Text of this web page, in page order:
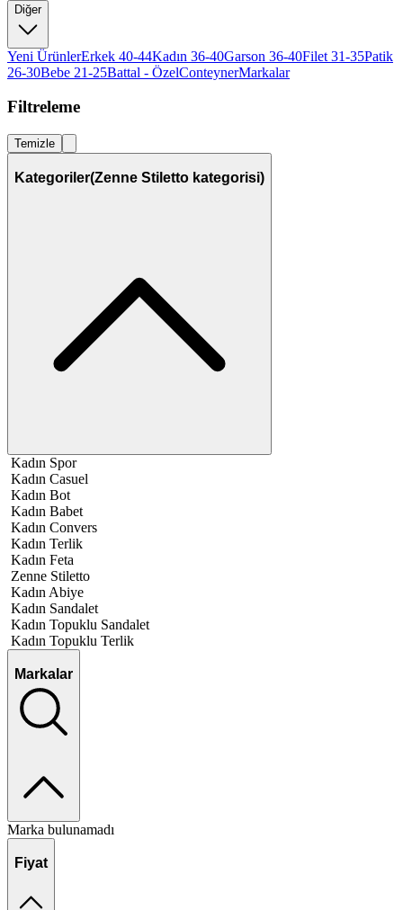
Diğer
Yeni ÜrünlerErkek 40-44Kadın 36-40Garson 36-40Filet 31-35Patik
26-30Bebe 21-25Battal - ÖzelConteynerMarkalar
Filtreleme
Temizle
Kategoriler(Zenne Stiletto kategorisi)
Kadın Spor
Kadın Casuel
Kadın Bot
Kadın Babet
Kadın Convers
Kadın Terlik
Kadın Feta
Zenne Stiletto
Kadın Abiye
Kadın Sandalet
Kadın Topuklu Sandalet
Kadın Topuklu Terlik
Markalar
Marka bulunamadı
Fiyat